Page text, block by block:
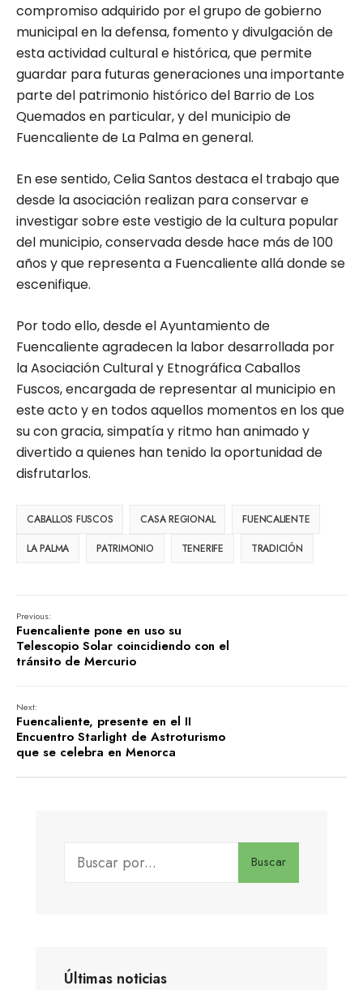
compromiso adquirido por el grupo de gobierno
municipal en la defensa, fomento y divulgación de
esta actividad cultural e histórica, que permite
guardar para futuras generaciones una importante
parte del patrimonio histórico del Barrio de Los
Quemados en particular, y del municipio de
Fuencaliente de La Palma en general.
En ese sentido, Celia Santos destaca el trabajo que
desde la asociación realizan para conservar e
investigar sobre este vestigio de la cultura popular
del municipio, conservada desde hace más de 100
años y que representa a Fuencaliente allá donde se
escenifique.
Por todo ello, desde el Ayuntamiento de
Fuencaliente agradecen la labor desarrollada por
la Asociación Cultural y Etnográfica Caballos
Fuscos, encargada de representar al municipio en
este acto y en todos aquellos momentos en los que
su con gracia, simpatía y ritmo han animado y
divertido a quienes han tenido la oportunidad de
disfrutarlos.
CABALLOS FUSCOS CASA REGIONAL
FUENCALIENTE
LA PALMA
PATRIMONIO TENERIFE TRADICIÓN
Previous:
Fuencaliente pone en uso su
Telescopio Solar coincidiendo con el
tránsito de Mercurio
Next:
Fuencaliente, presente en el II
Encuentro Starlight de Astroturismo
que se celebra en Menorca
Buscar
Últimas noticias